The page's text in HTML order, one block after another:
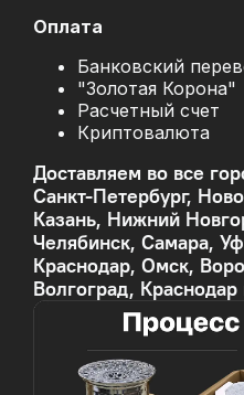
Оплата
Банковский
"Золотая Корона"
Расчетный счет
Криптовалюта
Доставляем во все
Санкт-Петербург,
Казань, Нижний
Челябинск, Самара,
Краснодар, Омск,
Волгоград, Краснодар